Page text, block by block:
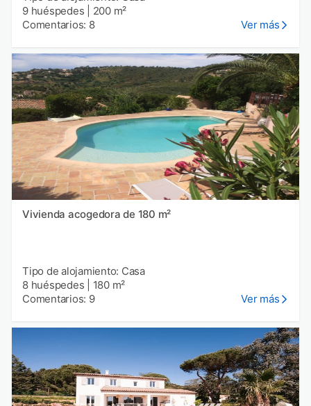
9 huéspedes
200 m²
Comentarios: 8
Ver más
Vivienda acogedora de 180 m²
Tipo de alojamiento: Casa
8 huéspedes
180 m²
Comentarios: 9
Ver más